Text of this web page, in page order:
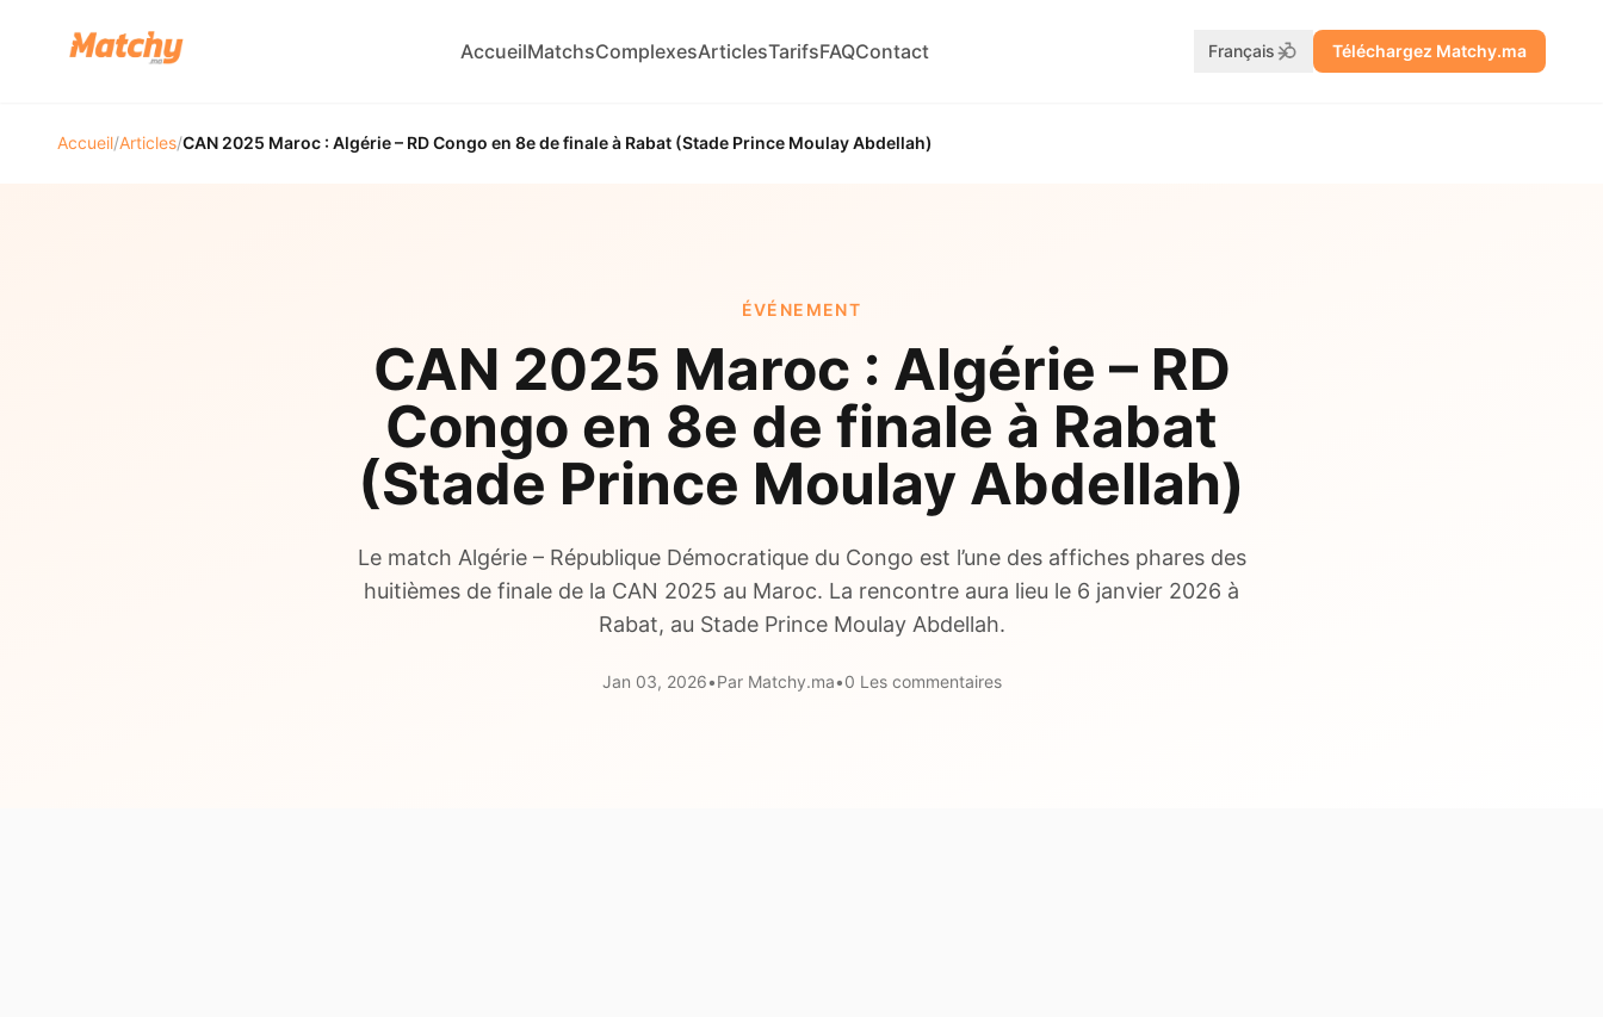
AccueilMatchsComplexesArticlesTarifsFAQContact Français Téléchargez Matchy.ma
Accueil/Articles/CAN 2025 Maroc : Algérie – RD Congo en 8e de finale à Rabat (Stade Prince Moulay Abdellah)
ÉVÉNEMENT
CAN 2025 Maroc : Algérie – RD
Congo en 8e de finale à Rabat
(Stade Prince Moulay Abdellah)
Le match Algérie – République Démocratique du Congo est l’une des affiches phares des
huitièmes de finale de la CAN 2025 au Maroc. La rencontre aura lieu le 6 janvier 2026 à
Rabat, au Stade Prince Moulay Abdellah.
Jan 03, 2026•Par Matchy.ma•0 Les commentaires